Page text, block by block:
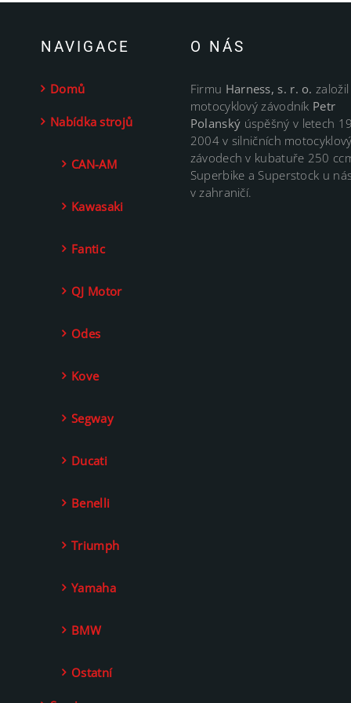
NAVIGACE
Domů
Nabídka strojů
CAN-AM
Kawasaki
Fantic
QJ Motor
Odes
Kove
Segway
Ducati
Benelli
Triumph
Yamaha
BMW
Ostatní
O NÁS
Firmu Harness, s. r. o.
motocyklový závodník Petr
Polanský úspěšný v letech
2004 v silničních
závodech v kubatuře 250
Superbike a Superstock u
v zahraničí.